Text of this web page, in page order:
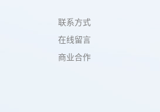
联系方式
在线留言
商业合作